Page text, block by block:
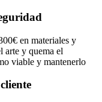
en materiales y
arte y quema el
viable y mantenerlo